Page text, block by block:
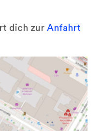
dich zur Anfahrt